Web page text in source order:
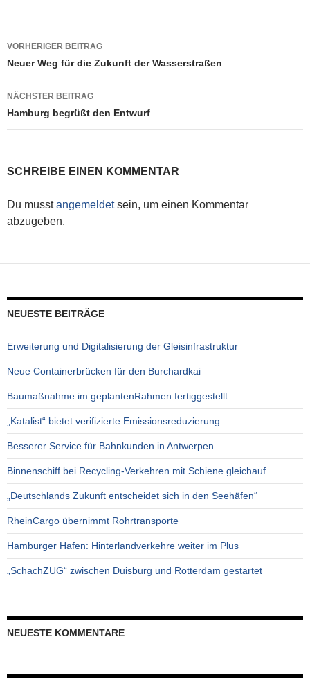
Beitragsnavigation
VORHERIGER BEITRAG
Neuer Weg für die Zukunft der Wasserstraßen
NÄCHSTER BEITRAG
Hamburg begrüßt den Entwurf
SCHREIBE EINEN KOMMENTAR
Du musstangemeldetsein, um einen Kommentar
abzugeben.
NEUESTE BEITRÄGE
Erweiterung und Digitalisierung der Gleisinfrastruktur
Neue Containerbrücken für den Burchardkai
Baumaßnahme im geplantenRahmen fertiggestellt
„Katalist“ bietet verifizierte Emissionsreduzierung
Besserer Service für Bahnkunden in Antwerpen
Binnenschiff bei Recycling-Verkehren mit Schiene gleichauf
„Deutschlands Zukunft entscheidet sich in den Seehäfen“
RheinCargo übernimmt Rohrtransporte
Hamburger Hafen: Hinterlandverkehre weiter im Plus
„SchachZUG“ zwischen Duisburg und Rotterdam gestartet
NEUESTE KOMMENTARE